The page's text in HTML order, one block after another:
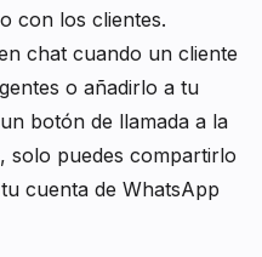
con los clientes.
chat cuando un cliente
o añadirlo a tu
botón de llamada a la
solo puedes compartirlo
cuenta de WhatsApp